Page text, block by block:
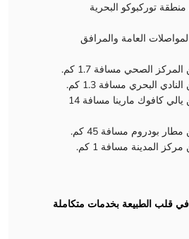
توركبوكو البحرية
العامة والمرافق
الصحي مسافة 1.7 كم.
البحري مسافة 1.3 كم.
يبعد المشروع عن يالي كافوك مارينا مسافة 14
بودروم مسافة 45 كم.
المدينة مسافة 1 كم.
قلب الطبيعة بخدمات متكاملة